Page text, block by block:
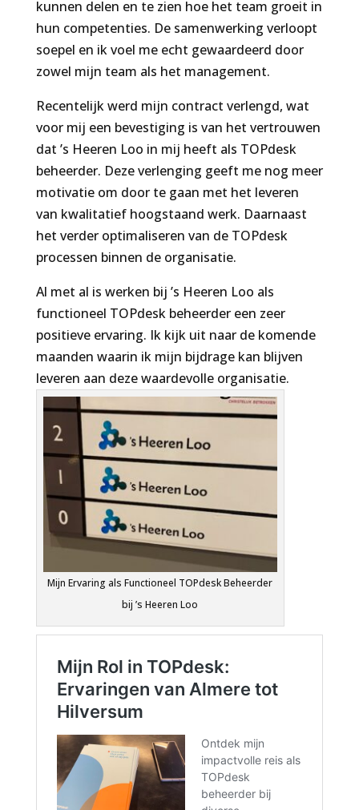
kunnen delen en te zien hoe het team groeit in
hun competenties. De samenwerking verloopt
soepel en ik voel me echt gewaardeerd door
zowel mijn team als het management.
Recentelijk werd mijn contract verlengd, wat
voor mij een bevestiging is van het vertrouwen
dat ’s Heeren Loo in mij heeft als TOPdesk
beheerder. Deze verlenging geeft me nog meer
motivatie om door te gaan met het leveren
van kwalitatief hoogstaand werk. Daarnaast
het verder optimaliseren van de TOPdesk
processen binnen de organisatie.
Al met al is werken bij ’s Heeren Loo als
functioneel TOPdesk beheerder een zeer
positieve ervaring. Ik kijk uit naar de komende
maanden waarin ik mijn bijdrage kan blijven
leveren aan deze waardevolle organisatie.
Mijn Ervaring als Functioneel TOPdesk Beheerder
bij ’s Heeren Loo